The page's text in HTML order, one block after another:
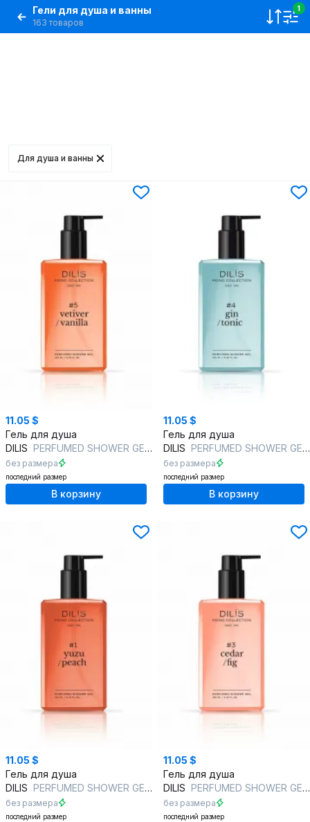
Гели для душа и ванны
163 товаров
1
Для душа и ванны
11.05 $
Гель для душа
DILIS PERFUMED SHOWER GEL #5 VETIVER/VANILLA
без размера
последний размер
В корзину
11.05 $
Гель для душа
DILIS PERFUMED SHOWER GEL #4 GIN/TONIC
без размера
последний размер
В корзину
11.05 $
Гель для душа
DILIS PERFUMED SHOWER GEL #1 YUZU/PEACH
без размера
последний размер
11.05 $
Гель для душа
DILIS PERFUMED SHOWER GEL #3 CEDAR/FIG
без размера
последний размер